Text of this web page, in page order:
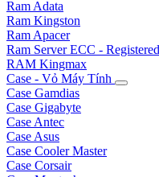
Ram Adata
Ram Kingston
Ram Apacer
Ram Server ECC - Registered
RAM Kingmax
Case - Vỏ Máy Tính
Case Gamdias
Case Gigabyte
Case Antec
Case Asus
Case Cooler Master
Case Corsair